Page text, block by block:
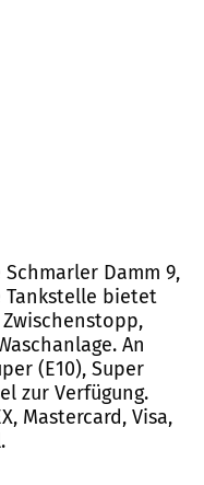
Schmarler Damm 9,
Tankstelle bietet
An
(E10), Super
zur Verfügung.
Mastercard, Visa,